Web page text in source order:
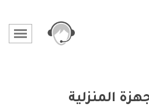
المنزلية